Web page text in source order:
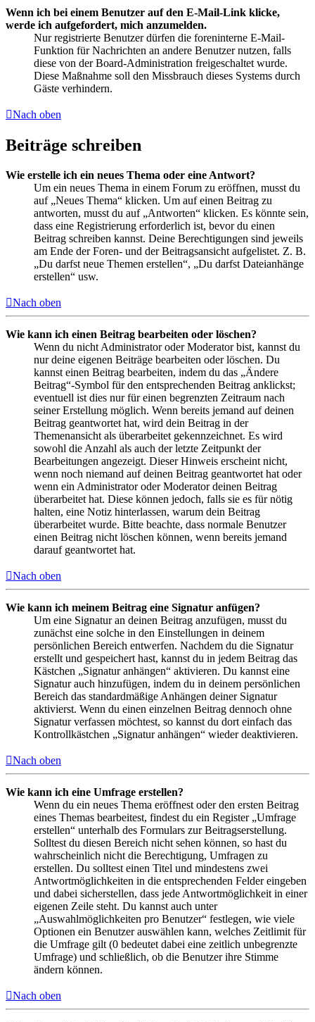
Wenn ich bei einem Benutzer auf den E-Mail-Link klicke,
werde ich aufgefordert, mich anzumelden.
Nur registrierte Benutzer dürfen die foreninterne E-Mail-
Funktion für Nachrichten an andere Benutzer nutzen, falls
diese von der Board-Administration freigeschaltet wurde.
Diese Maßnahme soll den Missbrauch dieses Systems durch
Gäste verhindern.
Nach oben
Beiträge schreiben
Wie erstelle ich ein neues Thema oder eine Antwort?
Um ein neues Thema in einem Forum zu eröffnen, musst du
auf „Neues Thema“ klicken. Um auf einen Beitrag zu
antworten, musst du auf „Antworten“ klicken. Es könnte sein,
dass eine Registrierung erforderlich ist, bevor du einen
Beitrag schreiben kannst. Deine Berechtigungen sind jeweils
am Ende der Foren- und der Beitragsansicht aufgelistet. Z. B.
„Du darfst neue Themen erstellen“, „Du darfst Dateianhänge
erstellen“ usw.
Nach oben
Wie kann ich einen Beitrag bearbeiten oder löschen?
Wenn du nicht Administrator oder Moderator bist, kannst du
nur deine eigenen Beiträge bearbeiten oder löschen. Du
kannst einen Beitrag bearbeiten, indem du das „Ändere
Beitrag“-Symbol für den entsprechenden Beitrag anklickst;
eventuell ist dies nur für einen begrenzten Zeitraum nach
seiner Erstellung möglich. Wenn bereits jemand auf deinen
Beitrag geantwortet hat, wird dein Beitrag in der
Themenansicht als überarbeitet gekennzeichnet. Es wird
sowohl die Anzahl als auch der letzte Zeitpunkt der
Bearbeitungen angezeigt. Dieser Hinweis erscheint nicht,
wenn noch niemand auf deinen Beitrag geantwortet hat oder
wenn ein Administrator oder Moderator deinen Beitrag
überarbeitet hat. Diese können jedoch, falls sie es für nötig
halten, eine Notiz hinterlassen, warum dein Beitrag
überarbeitet wurde. Bitte beachte, dass normale Benutzer
einen Beitrag nicht löschen können, wenn bereits jemand
darauf geantwortet hat.
Nach oben
Wie kann ich meinem Beitrag eine Signatur anfügen?
Um eine Signatur an deinen Beitrag anzufügen, musst du
zunächst eine solche in den Einstellungen in deinem
persönlichen Bereich entwerfen. Nachdem du die Signatur
erstellt und gespeichert hast, kannst du in jedem Beitrag das
Kästchen „Signatur anhängen“ aktivieren. Du kannst eine
Signatur auch hinzufügen, indem du in deinem persönlichen
Bereich das standardmäßige Anhängen deiner Signatur
aktivierst. Wenn du einen einzelnen Beitrag dennoch ohne
Signatur verfassen möchtest, so kannst du dort einfach das
Kontrollkästchen „Signatur anhängen“ wieder deaktivieren.
Nach oben
Wie kann ich eine Umfrage erstellen?
Wenn du ein neues Thema eröffnest oder den ersten Beitrag
eines Themas bearbeitest, findest du ein Register „Umfrage
erstellen“ unterhalb des Formulars zur Beitragserstellung.
Solltest du diesen Bereich nicht sehen können, so hast du
wahrscheinlich nicht die Berechtigung, Umfragen zu
erstellen. Du solltest einen Titel und mindestens zwei
Antwortmöglichkeiten in die entsprechenden Felder eingeben
und dabei sicherstellen, dass jede Antwortmöglichkeit in einer
eigenen Zeile steht. Du kannst auch unter
„Auswahlmöglichkeiten pro Benutzer“ festlegen, wie viele
Optionen ein Benutzer auswählen kann, welches Zeitlimit für
die Umfrage gilt (0 bedeutet dabei eine zeitlich unbegrenzte
Umfrage) und schließlich, ob die Benutzer ihre Stimme
ändern können.
Nach oben